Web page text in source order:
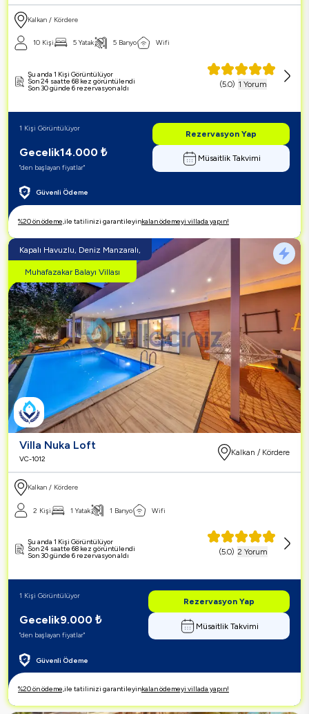
Kalkan / Kördere
10 Kişi 5 Yatak 5 Banyo Wifi
(5.0) 1 Yorum
Şu anda 1 Kişi Görüntülüyor
Son 24 saatte 68 kez görüntülendi
Son 30 günde 6 rezervasyon aldı
Güvenli Ödeme
Gecelik14.000 ₺
"den başlayan fiyatlar"
1 Kişi Görüntülüyor
Rezervasyon Yap
Müsaitlik Takvimi
%20 ön ödeme,ile tatilinizi garantileyinkalan ödemeyi villada yapın!
Kapalı Havuzlu, Deniz Manzaralı,
Muhafazakar Balayı Villası
Villa Nuka Loft
VC-1012
Kalkan / Kördere
Kalkan / Kördere
2 Kişi 1 Yatak 1 Banyo Wifi
(5.0) 2 Yorum
Şu anda 1 Kişi Görüntülüyor
Son 24 saatte 68 kez görüntülendi
Son 30 günde 6 rezervasyon aldı
Güvenli Ödeme
Gecelik9.000 ₺
"den başlayan fiyatlar"
1 Kişi Görüntülüyor
Rezervasyon Yap
Müsaitlik Takvimi
%20 ön ödeme,ile tatilinizi garantileyinkalan ödemeyi villada yapın!